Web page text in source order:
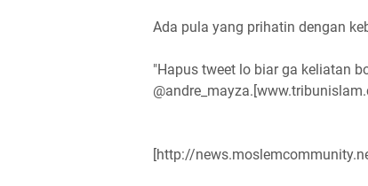
Ada pula yang prihatin dengan
"Hapus tweet lo biar ga keliatan
[http://